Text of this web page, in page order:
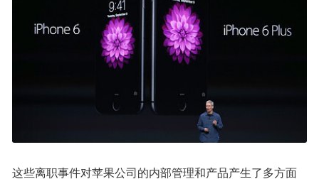
这些离职事件对苹果公司的内部管理和产品产生了多方面